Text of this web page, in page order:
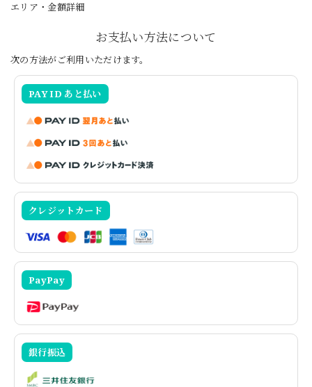
エリア・金額詳細
お支払い方法について
次の方法がご利用いただけます。
PAY ID あと払い
クレジットカード
PayPay
銀行振込